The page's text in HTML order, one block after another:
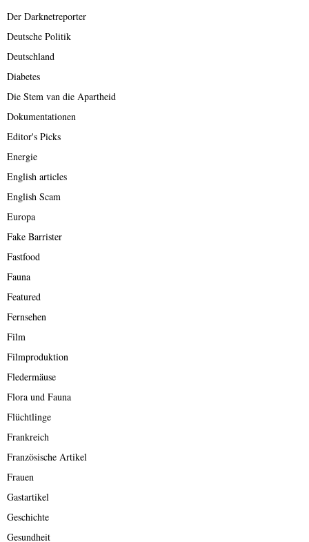
Der Darknetreporter
Deutsche Politik
Deutschland
Diabetes
Die Stem van die Apartheid
Dokumentationen
Editor's Picks
Energie
English articles
English Scam
Europa
Fake Barrister
Fastfood
Fauna
Featured
Fernsehen
Film
Filmproduktion
Fledermäuse
Flora und Fauna
Flüchtlinge
Frankreich
Französische Artikel
Frauen
Gastartikel
Geschichte
Gesundheit